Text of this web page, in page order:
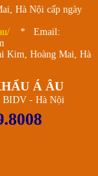
Hà Nội cấp ngày
* Email:
Kim, Hoàng Mai, Hà
Á ÂU
BIDV - Hà Nội